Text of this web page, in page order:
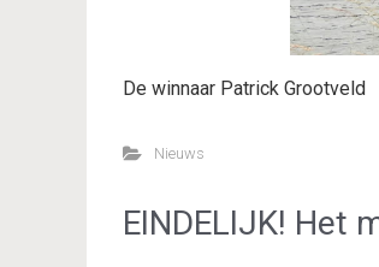
De winnaar Patrick Grootveld
Nieuws
EINDELIJK! Het